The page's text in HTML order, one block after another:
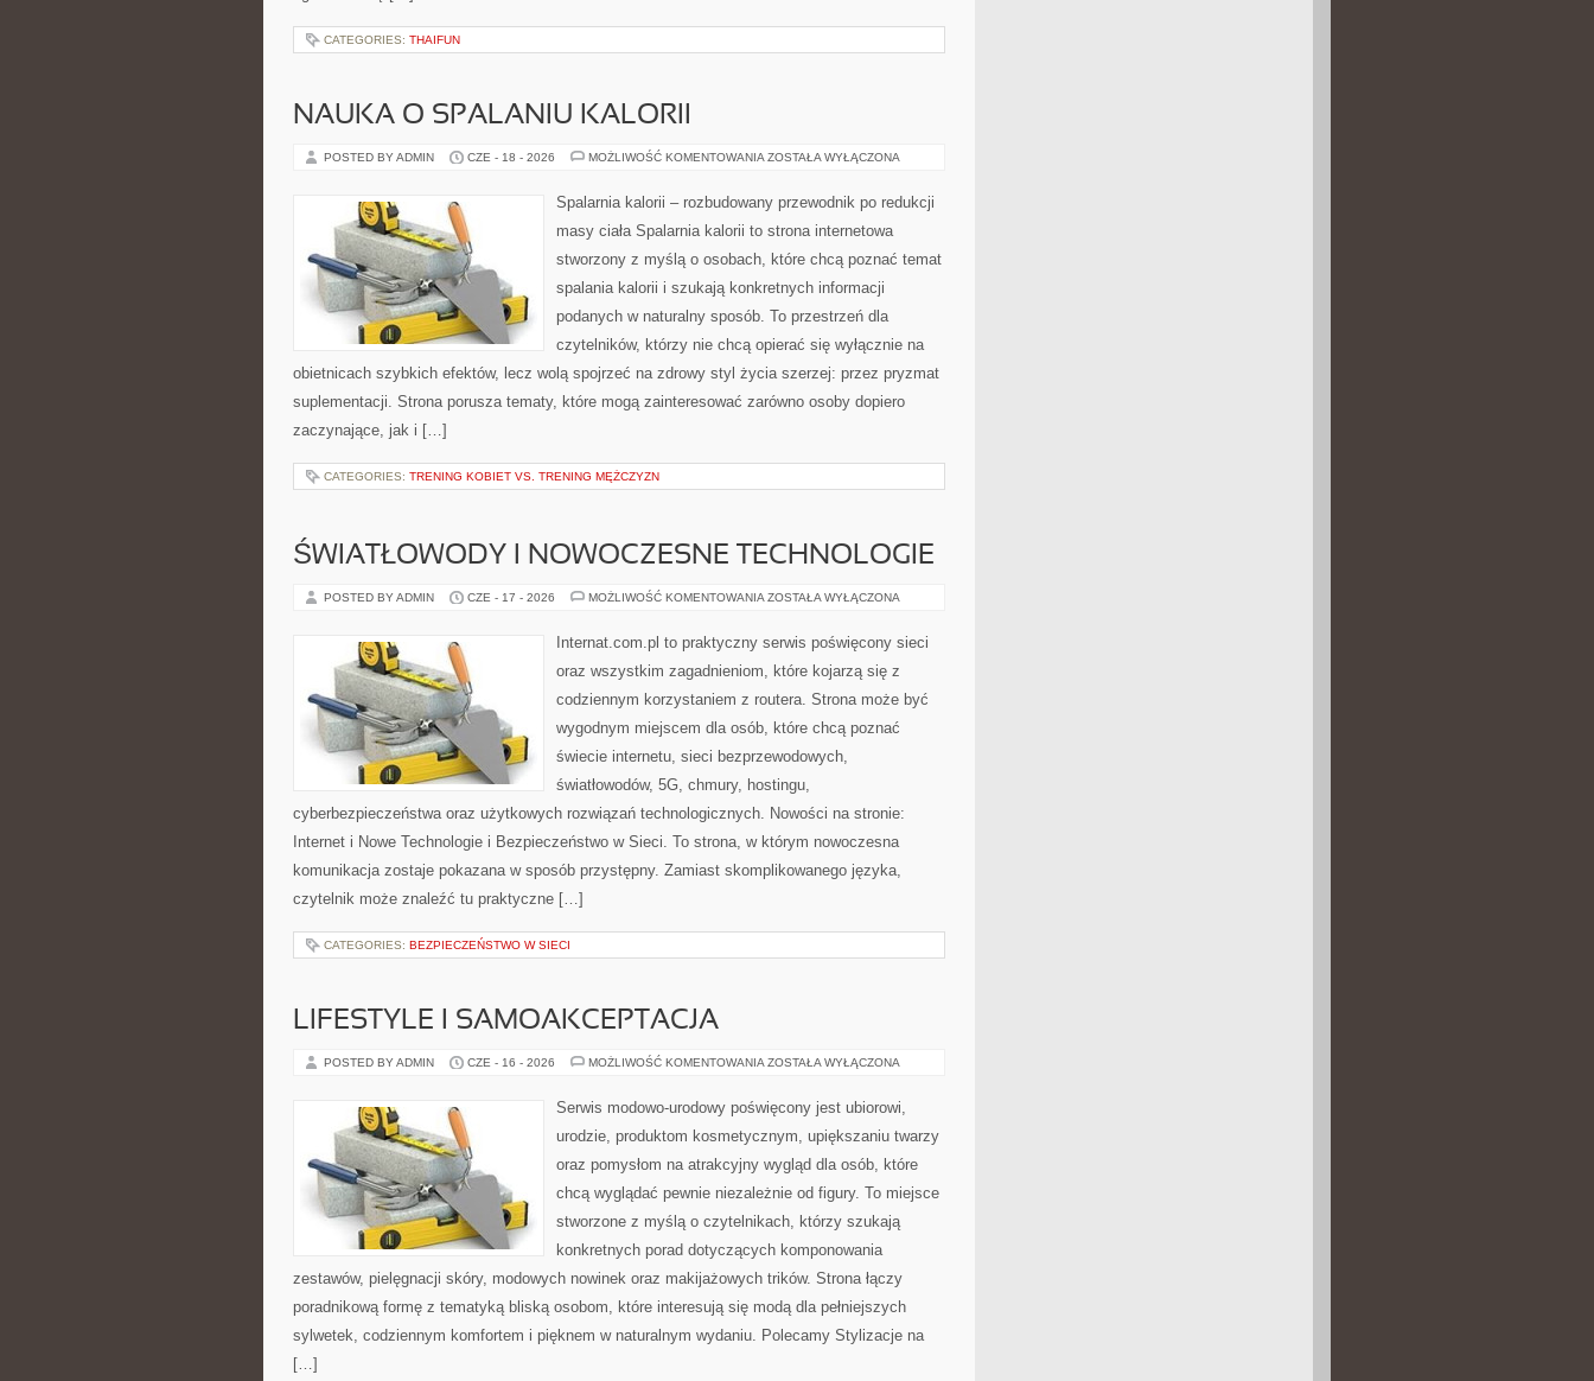
CATEGORIES: THAIFUN
NAUKA O SPALANIU KALORII
POSTED BY ADMIN CZE - 18 - 2026 MOŻLIWOŚĆ KOMENTOWANIA NAUKA
ZOSTAŁA WYŁĄCZONA
Spalarnia kalorii – rozbudowany przewodnik po redukcji
masy ciała Spalarnia kalorii to strona internetowa
stworzony z myślą o osobach, które chcą poznać temat
spalania kalorii i szukają konkretnych informacji
podanych w naturalny sposób. To przestrzeń dla
czytelników, którzy nie chcą opierać się wyłącznie na
obietnicach szybkich efektów, lecz wolą spojrzeć na zdrowy styl życia szerzej: przez pryzmat
suplementacji. Strona porusza tematy, które mogą zainteresować zarówno osoby dopiero
zaczynające, jak i […]
CATEGORIES: TRENING KOBIET VS. TRENING MĘŻCZYZN
ŚWIATŁOWODY I NOWOCZESNE TECHNOLOGIE
POSTED BY ADMIN CZE - 17 - 2026 MOŻLIWOŚĆ KOMENTOWANIA ŚWIATŁOWODY
TECHNOLOGIE
ZOSTAŁA WYŁĄCZONA
Internat.com.pl to praktyczny serwis poświęcony sieci
oraz wszystkim zagadnieniom, które kojarzą się z
codziennym korzystaniem z routera. Strona może być
wygodnym miejscem dla osób, które chcą poznać
świecie internetu, sieci bezprzewodowych,
światłowodów, 5G, chmury, hostingu,
cyberbezpieczeństwa oraz użytkowych rozwiązań technologicznych. Nowości na stronie:
Internet i Nowe Technologie i Bezpieczeństwo w Sieci. To strona, w którym nowoczesna
komunikacja zostaje pokazana w sposób przystępny. Zamiast skomplikowanego języka,
czytelnik może znaleźć tu praktyczne […]
CATEGORIES: BEZPIECZEŃSTWO W SIECI
LIFESTYLE I SAMOAKCEPTACJA
POSTED BY ADMIN CZE - 16 - 2026 MOŻLIWOŚĆ KOMENTOWANIA LIFESTYLE
ZOSTAŁA WYŁĄCZONA
Serwis modowo-urodowy poświęcony jest ubiorowi,
urodzie, produktom kosmetycznym, upiększaniu twarzy
oraz pomysłom na atrakcyjny wygląd dla osób, które
chcą wyglądać pewnie niezależnie od figury. To miejsce
stworzone z myślą o czytelnikach, którzy szukają
konkretnych porad dotyczących komponowania
zestawów, pielęgnacji skóry, modowych nowinek oraz makijażowych trików. Strona łączy
poradnikową formę z tematyką bliską osobom, które interesują się modą dla pełniejszych
sylwetek, codziennym komfortem i pięknem w naturalnym wydaniu. Polecamy Stylizacje na
[…]